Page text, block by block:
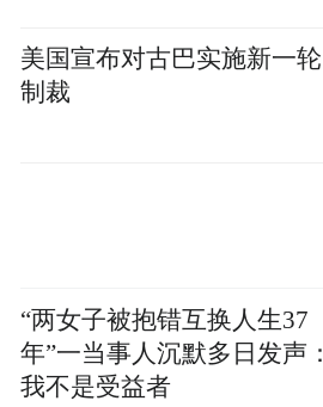
美国宣布对古巴实施新一轮
制裁
“两女子被抱错互换人生37
年”一当事人沉默多日发声：
我不是受益者